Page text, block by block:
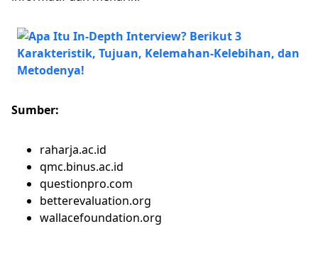
Sumber:
raharja.ac.id
qmc.binus.ac.id
questionpro.com
betterevaluation.org
wallacefoundation.org